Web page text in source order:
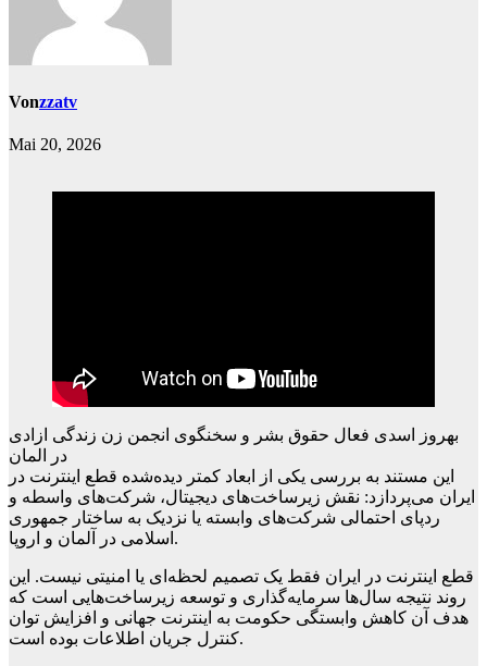
Vonzzatv
Mai 20, 2026
بهروز اسدی فعال حقوق بشر و سخنگوی انجمن زن زندگی ازادی
در المان
این مستند به بررسی یکی از ابعاد کمتر دیده‌شده قطع اینترنت در
ایران می‌پردازد: نقش زیرساخت‌های دیجیتال، شرکت‌های واسطه و
ردپای احتمالی شرکت‌های وابسته یا نزدیک به ساختار جمهوری
اسلامی در آلمان و اروپا.
قطع اینترنت در ایران فقط یک تصمیم لحظه‌ای یا امنیتی نیست. این
روند نتیجه سال‌ها سرمایه‌گذاری و توسعه زیرساخت‌هایی است که
هدف آن کاهش وابستگی حکومت به اینترنت جهانی و افزایش توان
کنترل جریان اطلاعات بوده است.